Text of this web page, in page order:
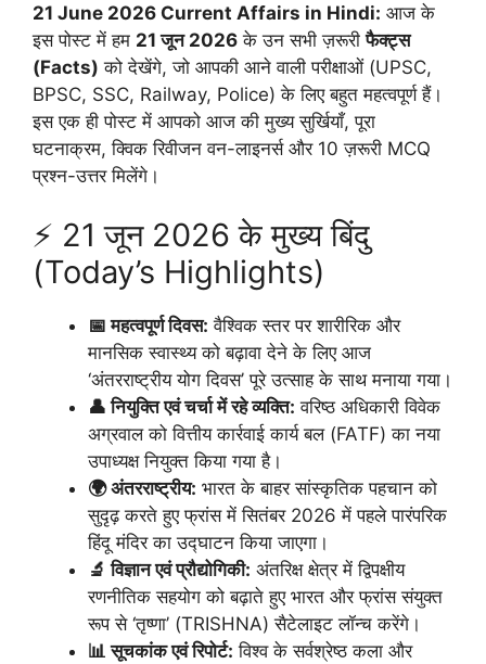
21 June 2026 Current Affairs in Hindi: आज के
इस पोस्ट में हम 21 जून 2026 के उन सभी ज़रूरीफैक्ट्स
(Facts) को देखेंगे, जो आपकी आने वाली परीक्षाओं (UPSC,
BPSC, SSC, Railway, Police) के लिए बहुत महत्वपूर्ण हैं।
इस एक ही पोस्ट में आपको आज की मुख्य सुर्खियाँ, पूरा
घटनाक्रम, क्विक रिवीजन वन-लाइनर्स और 10 ज़रूरी MCQ
प्रश्न-उत्तर मिलेंगे।
⚡ 21 जून 2026 के मुख्य बिंदु
(Today’s Highlights)
📅 महत्वपूर्ण दिवस: वैश्विक स्तर पर शारीरिक और
मानसिक स्वास्थ्य को बढ़ावा देने के लिए आज
‘अंतरराष्ट्रीय योग दिवस’ पूरे उत्साह के साथ मनाया गया।
👤 नियुक्ति एवं चर्चा में रहे व्यक्ति: वरिष्ठ अधिकारी विवेक
अग्रवाल को वित्तीय कार्रवाई कार्य बल (FATF) का नया
उपाध्यक्ष नियुक्त किया गया है।
🌍 अंतरराष्ट्रीय: भारत के बाहर सांस्कृतिक पहचान को
सुदृढ़ करते हुए फ्रांस में सितंबर 2026 में पहले पारंपरिक
हिंदू मंदिर का उद्घाटन किया जाएगा।
🔬 विज्ञान एवं प्रौद्योगिकी: अंतरिक्ष क्षेत्र में द्विपक्षीय
रणनीतिक सहयोग को बढ़ाते हुए भारत और फ्रांस संयुक्त
रूप से ‘तृष्णा’ (TRISHNA) सैटेलाइट लॉन्च करेंगे।
📊 सूचकांक एवं रिपोर्ट: विश्व के सर्वश्रेष्ठ कला और